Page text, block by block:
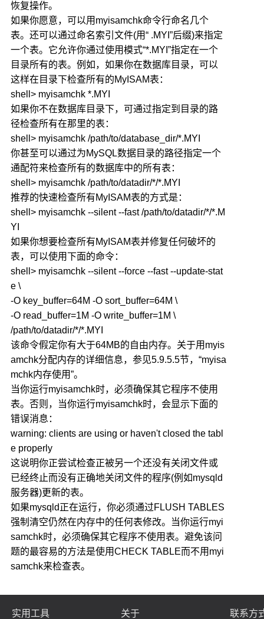
恢复操作。
如果你愿意，可以用myisamchk命令行命名几个
表。还可以通过命名索引文件(用“ .MYI”后缀)来指定
一个表。它允许你通过使用模式“*.MYI”指定在一个
目录所有的表。例如，如果你在数据库目录，可以
这样在目录下检查所有的MyISAM表：
shell> myisamchk *.MYI
如果你不在数据库目录下，可通过指定到目录的路
径检查所有在那里的表：
shell> myisamchk /path/to/database_dir/*.MYI
你甚至可以通过为MySQL数据目录的路径指定一个
通配符来检查所有的数据库中的所有表：
shell> myisamchk /path/to/datadir/*/*.MYI
推荐的快速检查所有MyISAM表的方式是：
shell> myisamchk --silent --fast /path/to/datadir/*/*.M
YI
如果你想要检查所有MyISAM表并修复任何破坏的
表，可以使用下面的命令：
shell> myisamchk --silent --force --fast --update-stat
e \
-O key_buffer=64M -O sort_buffer=64M \
-O read_buffer=1M -O write_buffer=1M \
/path/to/datadir/*/*.MYI
该命令假定你有大于64MB的自由内存。关于用myis
amchk分配内存的详细信息，参见5.9.5.5节，“myisa
mchk内存使用”。
当你运行myisamchk时，必须确保其它程序不使用
表。否则，当你运行myisamchk时，会显示下面的
错误消息：
warning: clients are using or haven't closed the tabl
e properly
这说明你正尝试检查正被另一个还没有关闭文件或
已经终止而没有正确地关闭文件的程序(例如mysqld
服务器)更新的表。
如果mysqld正在运行，你必须通过FLUSH TABLES
强制清空仍然在内存中的任何表修改。当你运行myi
samchk时，必须确保其它程序不使用表。避免该问
题的最容易的方法是使用CHECK TABLE而不用myi
samchk来检查表。
实用工具 关于 联系方